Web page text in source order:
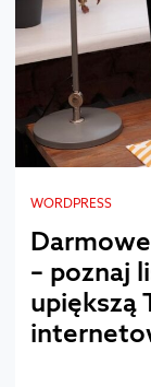
WORDPRESS
– poznaj
upiększą